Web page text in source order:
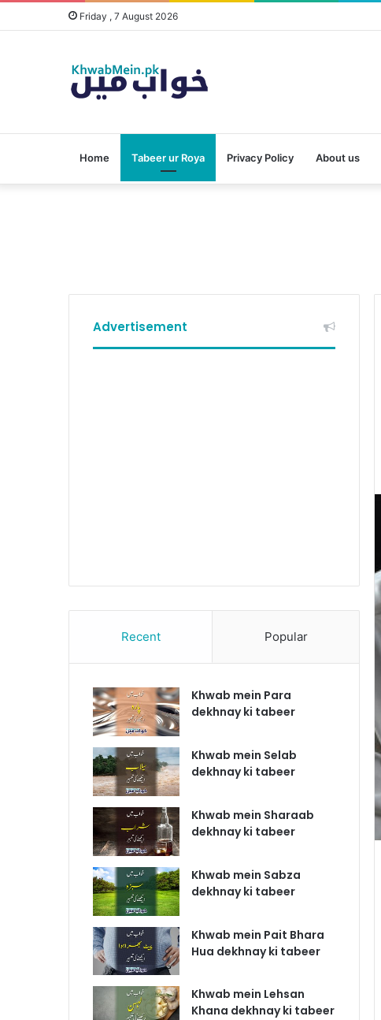
Friday , 7 August 2026
Home Tabeer ur Roya Privacy Policy About us
Advertisement
Recent Popular
Khwab mein Para
dekhnay ki tabeer
Khwab mein Selab
dekhnay ki tabeer
Khwab mein Sharaab
dekhnay ki tabeer
Khwab mein Sabza
dekhnay ki tabeer
Khwab mein Pait Bhara
Hua dekhnay ki tabeer
Khwab mein Lehsan
Khana dekhnay ki tabeer